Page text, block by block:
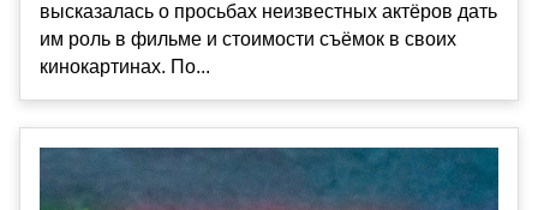
высказалась о просьбах неизвестных актёров дать
им роль в фильме и стоимости съёмок в своих
кинокартинах. По...